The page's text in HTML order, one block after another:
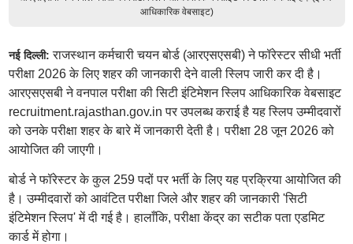
आधिकारिक वेबसाइट)
नई दिल्ली: राजस्थान कर्मचारी चयन बोर्ड (आरएसएसबी) ने फॉरेस्टर सीधी भर्ती
परीक्षा 2026 के लिए शहर की जानकारी देने वाली स्लिप जारी कर दी है।
आरएसएसबी ने वनपाल परीक्षा की सिटी इंटिमेशन स्लिप आधिकारिक वेबसाइट
recruitment.rajasthan.gov.in पर उपलब्ध कराई है यह स्लिप उम्मीदवारों
को उनके परीक्षा शहर के बारे में जानकारी देती है। परीक्षा 28 जून 2026 को
आयोजित की जाएगी।
बोर्ड ने फॉरेस्टर के कुल 259 पदों पर भर्ती के लिए यह प्रक्रिया आयोजित की
है। उम्मीदवारों को आवंटित परीक्षा जिले और शहर की जानकारी 'सिटी
इंटिमेशन स्लिप' में दी गई है। हालाँकि, परीक्षा केंद्र का सटीक पता एडमिट
कार्ड में होगा।